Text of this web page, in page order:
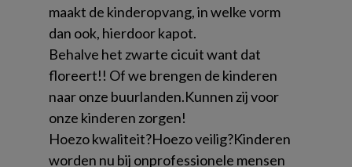
maakt de kinderopvang, in welke vorm
dan ook, hierdoor kapot.
Behalve het zwarte cicuit want dat
floreert!! Of we brengen de kinderen
naar onze buurlanden.Kunnen zij voor
onze kinderen zorgen!
Hoezo kwaliteit?Hoezo veilig?Kinderen
worden nu bij onprofessionele mensen